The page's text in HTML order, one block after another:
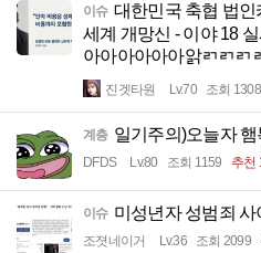
이슈 대한민국 축협 법인
세계 개망신 - 이야 18
아아아아아아앍ㄺㄺㄺ
진겟타원 Lv.70 조회 1308
계층 일기주의)오늘자
DFDS Lv.80 조회 1159 추천
이슈 미성년자 성범죄
조졋네이거 Lv.36 조회 2099